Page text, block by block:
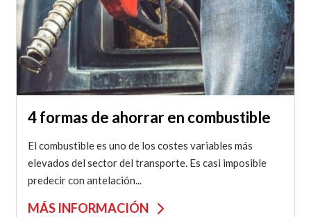
4 formas de ahorrar en combustible
El combustible es uno de los costes variables más
elevados del sector del transporte. Es casi imposible
predecir con antelación...
MÁS INFORMACIÓN